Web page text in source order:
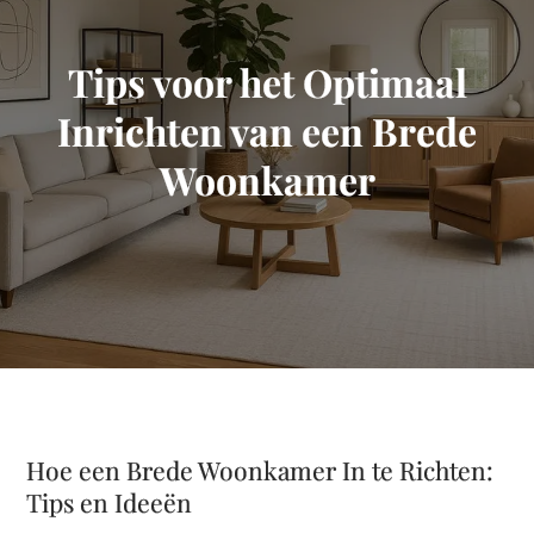
Tips voor het Optimaal
Inrichten van een Brede
Woonkamer
Hoe een Brede Woonkamer In te Richten:
Tips en Ideeën